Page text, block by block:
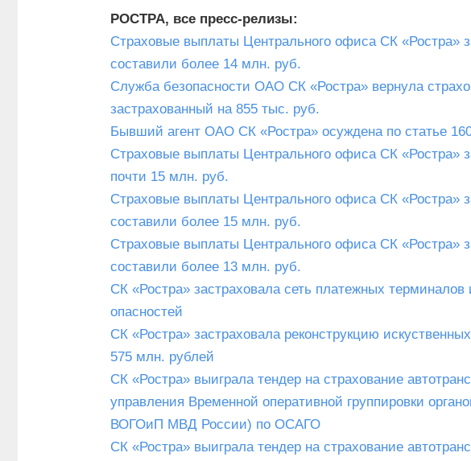
РОСТРА, все пресс-релизы:
Страховые выплаты Центрального офиса СК «Ростра»
составили более 14 млн. руб.
Служба безопасности ОАО СК «Ростра» вернула
застрахованный на 855 тыс. руб.
Бывший агент ОАО СК «Ростра» осуждена по статье
Страховые выплаты Центрального офиса СК «Ростра»
почти 15 млн. руб.
Страховые выплаты Центрального офиса СК «Ростра»
составили более 15 млн. руб.
Страховые выплаты Центрального офиса СК «Ростра»
составили более 13 млн. руб.
СК «Ростра» застраховала сеть платежных терминалов
опасностей
СК «Ростра» застраховала реконструкцию
575 млн. рублей
СК «Ростра» выиграла тендер на страхование
управления Временной оперативной группировки
ВОГОиП МВД России) по ОСАГО
СК «Ростра» выиграла тендер на страхование